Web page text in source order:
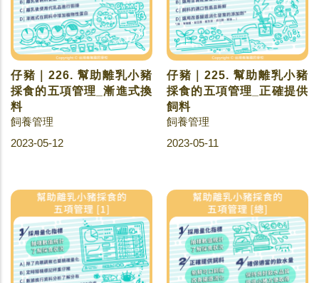
仔豬｜226. 幫助離乳小豬
採食的五項管理_漸進式換
料
飼養管理
2023-05-12
仔豬｜225. 幫助離乳小豬
採食的五項管理_正確提供
飼料
飼養管理
2023-05-11